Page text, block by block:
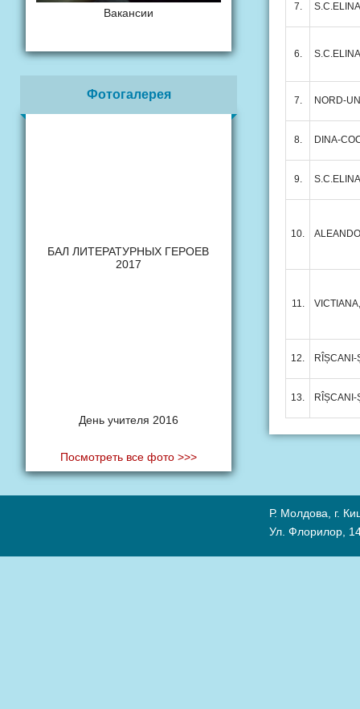
Вакансии
Фотогалерея
БАЛ ЛИТЕРАТУРНЫХ ГЕРОЕВ
2017
День учителя 2016
Посмотреть все фото >>>
7.
6.
7. NORD-
8. DINA-
9.
10.
11.
12. RÎȘCANI-
13. RÎȘCANI-
Р. Молдова, г.
Ул. Флорилор,